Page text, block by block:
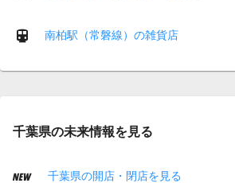
南柏駅（常磐線）の雑貨店
千葉県の未来情報を見る
千葉県の開店・閉店を見る